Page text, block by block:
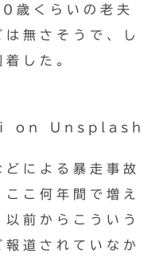
歳くらいの老夫
無さそうで、し
した。
on Unsplash
による暴走事故
こ何年間で増え
前からこういう
道されていなか